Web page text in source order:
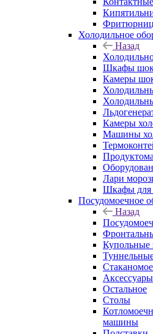
Холодильное
Назад
Шкафы
Камеры
Камеры
Машины
Лари
Шкафы для
Посудомоечное
Назад
Купольные
Аксессуары
Остальное
Столы
машины